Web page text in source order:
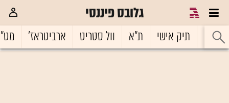
גלובס פיננסי
ראשי תיק אישי ת"א וול סטריט ארביטראז'